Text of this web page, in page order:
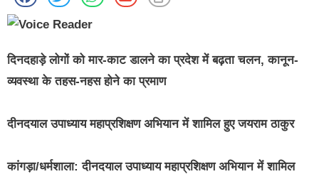
दिनदहाड़े लोगों को मार-काट डालने का प्रदेश में बढ़ता चलन, कानून-
व्यवस्था के तहस-नहस होने का प्रमाण
दीनदयाल उपाध्याय महाप्रशिक्षण अभियान में शामिल हुए जयराम ठाकुर
कांगड़ा/धर्मशाला: दीनदयाल उपाध्याय महाप्रशिक्षण अभियान में शामिल